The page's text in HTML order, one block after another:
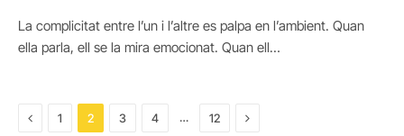
La complicitat entre l’un i l’altre es palpa en l’ambient. Quan
ella parla, ell se la mira emocionat. Quan ell…
Previous
1 2 3 4 … 12 Next